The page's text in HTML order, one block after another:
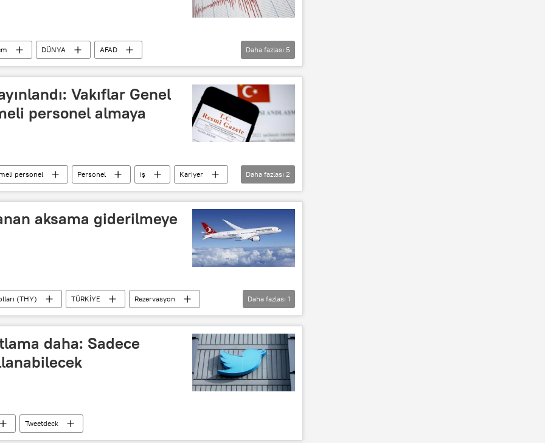
DÜNYA
AFAD
Son Depremler
Ege
Daha fazlası 5
Vakıflar Genel
personel almaya
personel Personel iş
Kariyer
Daha fazlası 2
aksama giderilmeye
(THY) TÜRKİYE
Rezervasyon
Daha fazlası 1
daha: Sadece
Tweetdeck